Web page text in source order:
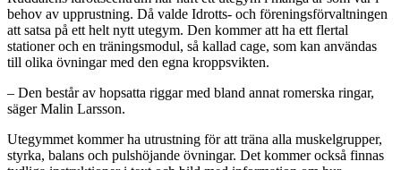
behov av upprustning. Då valde Idrotts- och föreningsförvaltningen
att satsa på ett helt nytt utegym. Den kommer att ha ett flertal
stationer och en träningsmodul, så kallad cage, som kan användas
till olika övningar med den egna kroppsvikten.
– Den består av hopsatta riggar med bland annat romerska ringar,
säger Malin Larsson.
Utegymmet kommer ha utrustning för att träna alla muskelgrupper,
styrka, balans och pulshöjande övningar. Det kommer också finnas